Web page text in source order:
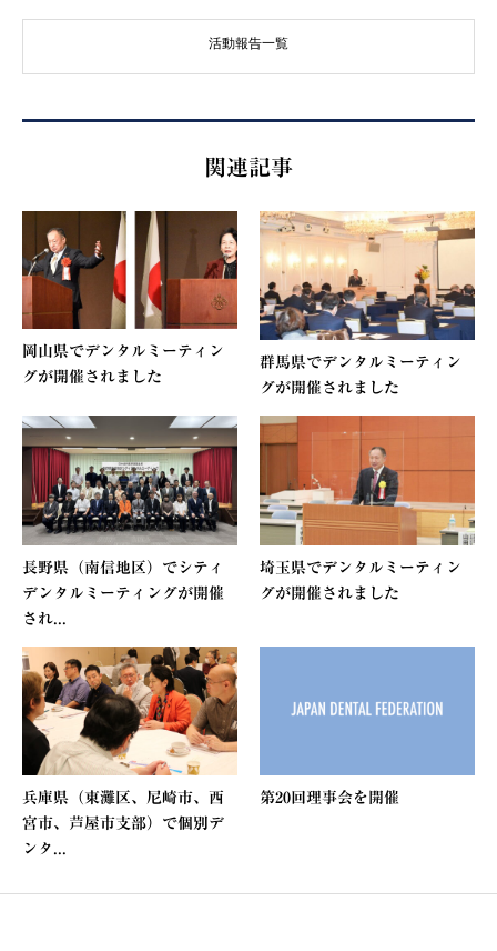
活動報告一覧
関連記事
岡山県でデンタルミーティン
グが開催されました
群馬県でデンタルミーティン
グが開催されました
長野県（南信地区）でシティ
デンタルミーティングが開催
され...
埼玉県でデンタルミーティン
グが開催されました
兵庫県（東灘区、尼崎市、西
宮市、芦屋市支部）で個別デ
ンタ...
第20回理事会を開催